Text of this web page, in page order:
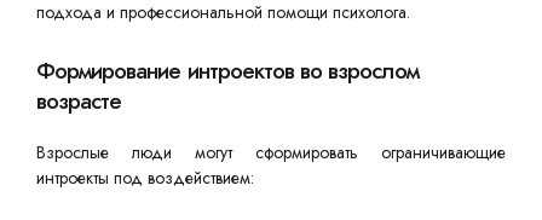
подхода и профессиональной помощи психолога.
Формирование интроектов во взрослом
возрасте
Взрослые люди могут сформировать ограничивающие
интроекты под воздействием: